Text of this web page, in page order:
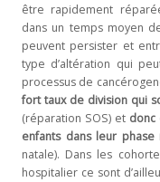
être rapidement
dans un temps moyen
peuvent persister et
type d’altération qui
processus de
fort taux de division qui
(réparation SOS) et donc
enfants dans leur
natale). Dans les
hospitalier ce sont